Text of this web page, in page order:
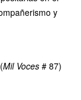
y
Mil Voces # 87)